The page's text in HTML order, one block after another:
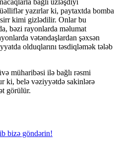
yazırlar ki, paytaxtda bomba
sirr kimi gizlədilir. Onlar bu
bəzi rayonlarda məlumat
vətəndaşlardan şəxsən
olduqlarını təsdiqləmək tələb
müharibəsi ilə bağlı rəsmi
ki, belə vəziyyətdə sakinlərə
görülür.
bizə göndərin!